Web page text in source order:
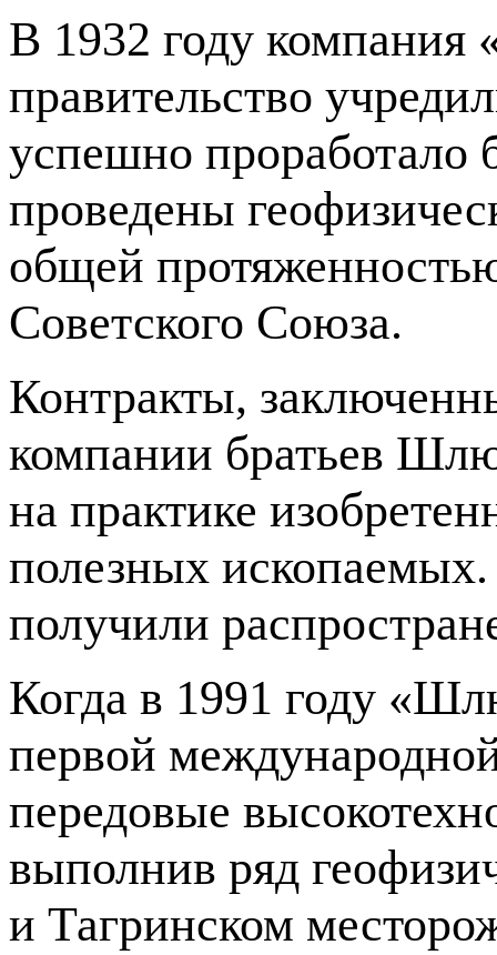
В 1932 году
правительство
успешно проработало
проведены
общей
Советского Союза.
Контракты,
компании братьев
на практике
полезных
получили
Когда в 1991 году
первой
передовые
выполнив ряд
и Тагринском